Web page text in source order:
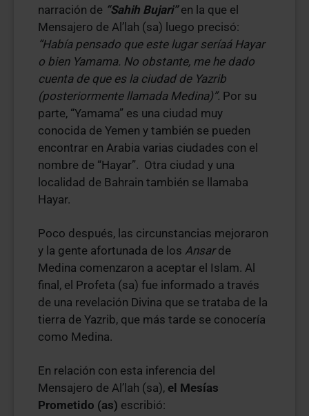
narración de “Sahih Bujari”en la que el
Mensajero de Al’lah (sa) luego precisó:
“Había pensado que este lugar seríaá Hayar
o bien Yamama. No obstante, me he dado
cuenta de que es la ciudad de Yazrib
(posteriormente llamada Medina)”. Por su
parte, “Yamama” es una ciudad muy
conocida de Yemen y también se pueden
encontrar en Arabia varias ciudades con el
nombre de “Hayar”. Otra ciudad y una
localidad de Bahrain también se llamaba
Hayar.
Poco después, las circunstancias mejoraron
y la gente afortunada de los Ansarde
Medina comenzaron a aceptar el Islam. Al
final, el Profeta (sa) fue informado a través
de una revelación Divina que se trataba de la
tierra de Yazrib, que más tarde se conocería
como Medina.
En relación con esta inferencia del
Mensajero de Al’lah (sa), el Mesías
Prometido (as) escribió: